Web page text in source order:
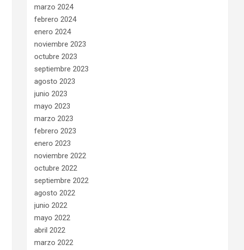
marzo 2024
febrero 2024
enero 2024
noviembre 2023
octubre 2023
septiembre 2023
agosto 2023
junio 2023
mayo 2023
marzo 2023
febrero 2023
enero 2023
noviembre 2022
octubre 2022
septiembre 2022
agosto 2022
junio 2022
mayo 2022
abril 2022
marzo 2022